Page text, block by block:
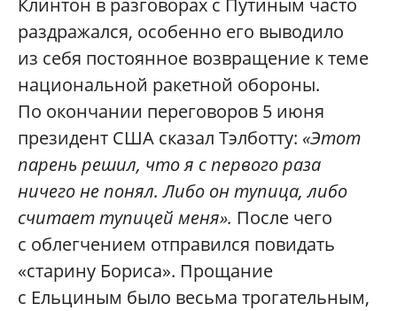
Клинтон в разговорах с Путиным часто
раздражался, особенно его выводило
из себя постоянное возвращение к теме
национальной ракетной обороны.
По окончании переговоров 5 июня
президент США сказал Тэлботту: «Этот
парень решил, что я с первого раза
ничего не понял. Либо он тупица, либо
считает тупицей меня». После чего
с облегчением отправился повидать
«старину Бориса». Прощание
с Ельциным было весьма трогательным,